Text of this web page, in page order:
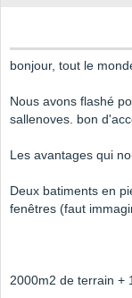
bonjour, tout le
Nous avons flashé
sallenoves. bon
Les avantages qui
Deux batiments en
fenêtres (faut
2000m2 de terrain +